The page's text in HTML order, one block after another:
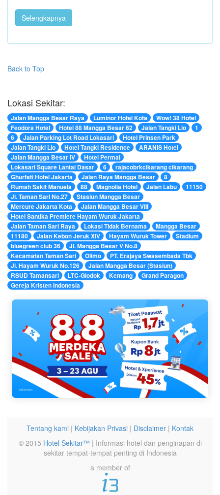
Selengkapnya
Back to Top
Lokasi Sekitar:
Jalan Mangga Besar Raya Luminor Hotel Kota
Wow! 38 Hotel
Feodora Hotel
Hotel 88 Mangga Besar 62 Jalan Tangki Lio
1
6
Jalan Parking Lot Road Lokasari
Hotel Prinsen Park
Jalan Tangki Lio
Hotel Tangki Residence
ARANIS Hotel
Jalan Mangga Besar IV
Hotel Permai
Lokasari Square Lantai Dasar
6
rajacobrkcikarang cikarang
Ghurfati Hotel Jakarta
Jalan Raya Mangga Besar
8
Rumah Sakit Manuela
88 Magnolia Hotel Jalan Labu
11150
Jl. Taman Sari No.27
Stasiun Mangga Besar
Mercure Jakarta Kota
Jalan Mangga Besar VIII
Hotel Santika Premiere Hayam Wuruk Jakarta
Jalan Taman Sari Raya
Lokasi Tidak Bernama
Mangga Besar
11180
Jalan Kebon Jeruk XIV Hayam Wuruk Tower
Stadium
bluegreen club 36
Jl. Mangga Besar V No.8
Kecamatan Taman Sari
Olimo
PT. Erajaya Swasembada Tbk
Jl. Hayam Wuruk No.126
Jalan Mangga Besar (Stasiun)
RSUD Tamansari
LTC-Glodok Kemang
Grand Paragon
Gereja Kristen Indonesia
Tentang kami | Kebijakan Privasi | Disclaimer | Kontak
© 2015 Hotel Sekitar™ | Informasi hotel dan penginapan di
sekitar tempat-tempat penting di Indonesia
a member of